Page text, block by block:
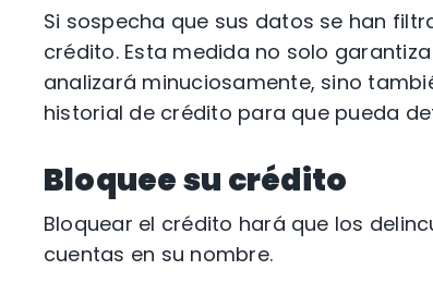
Si sospecha que sus datos se han
crédito. Esta medida no solo
analizará minuciosamente, sino
historial de crédito para que pueda
Bloquee su crédito
Bloquear el crédito hará que los
cuentas en su nombre.